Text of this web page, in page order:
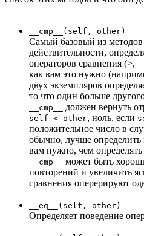
__cmp__(self, other)
Самый базовый из
действительности,
операторов сравнения (>,
как вам это нужно
двух экземпляров
то что один больше
__cmp__ должен вернуть
self < other, ноль, если
положительное число в
обычно, лучше определить
вам нужно, чем определять
__cmp__
может быть
повторений и увеличить
сравнения оперерируют
__eq__(self, other)
Определяет поведение